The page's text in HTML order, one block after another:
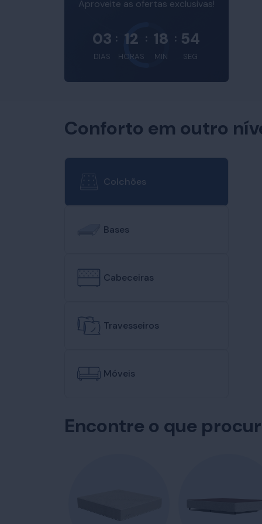
Aproveite as ofertas exclusivas!
03
DIAS
: 12
HORAS
: 18
MIN
: 53
SEG
Conforto em outro
Colchões
Bases
Cabeceiras
Travesseiros
Móveis
Encontre o que